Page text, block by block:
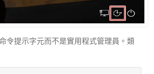
令提示字元而不是實用程式管理員。類